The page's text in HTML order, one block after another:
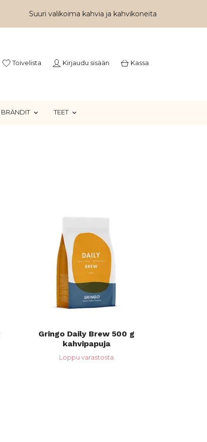
Suuri valikoima kahvia ja kahvikoneita
Toivelista Kirjaudu sisään Kassa
BRÄNDIT TEET
Gringo Daily Brew 500 g
kahvipapuja
Loppu varastosta